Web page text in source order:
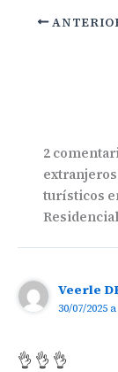
2
turísticos
Veerle
30/07/2025
👌 👌 👌